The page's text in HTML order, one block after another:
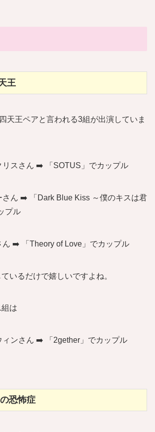
王
天王ペアと言われる3組が出演していま
リスさん ➡️ 「SOTUS」でカップル
さん ➡️ 「Dark Blue Kiss ～僕のキスは君
プル
ん ➡️ 「Theory of Love」でカップル
いるだけで嬉しいですよね。
は
ィンさん ➡️ 「2gether」でカップル
恐怖症